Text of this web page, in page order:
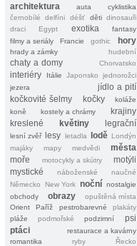
architektura auta
cyklistika
černobílé
delfíni déšť děti dinosauři
draci
Egypt exotika
fantasy
filmy a seriály
Francie gothic hory
hrady a zámky hudební
chaty a domy Chorvatsko
interiéry Itálie Japonsko
jednorožci
jezera
jídlo a pití
kočkovité šelmy
kočky
koláže
koně
kostely a chrámy
krajiny
kreslené
květiny legrační
lesní zvěř lesy letadla lodě Londýn
majáky
mapy medvědi
města
moře
motocykly a skútry
motýli
mystické
náboženské
naučné
Německo
New York noční nostalgie
obchody
obrazy
opuštěná místa
Orient
Paříž pestrobarevné
plakáty
pláže
podmořské podzimní
psi
ptáci
restaurace a kavárny
romantika
ryby Řecko